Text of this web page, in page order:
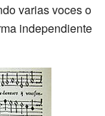
varias voces o
independiente